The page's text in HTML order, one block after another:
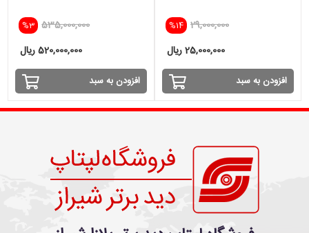
%14 29,000,000
25,000,000 ریال
افزودن به سبد
i5(4) -8GB - 256GB SSD- 1
%3 535,000,000
520,000,000 ریال
افزودن به سبد